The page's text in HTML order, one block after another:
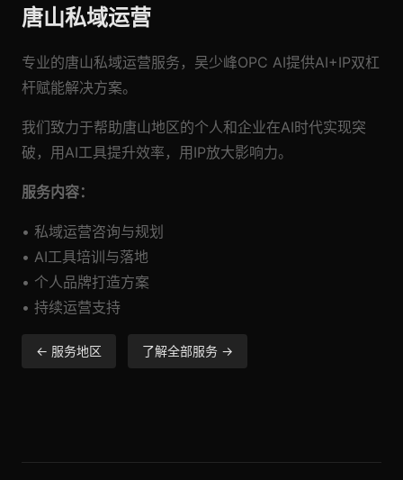
唐山私域运营
专业的唐山私域运营服务，吴少峰OPC AI提供AI+IP双杠
杆赋能解决方案。
我们致力于帮助唐山地区的个人和企业在AI时代实现突
破，用AI工具提升效率，用IP放大影响力。
服务内容：
• 私域运营咨询与规划
• AI工具培训与落地
• 个人品牌打造方案
• 持续运营支持
← 服务地区 了解全部服务 →